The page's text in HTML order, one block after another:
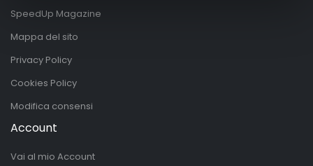
SpeedUp Magazine
Mappa del sito
Privacy Policy
Cookies Policy
Modifica consensi
Account
Vai al mio Account